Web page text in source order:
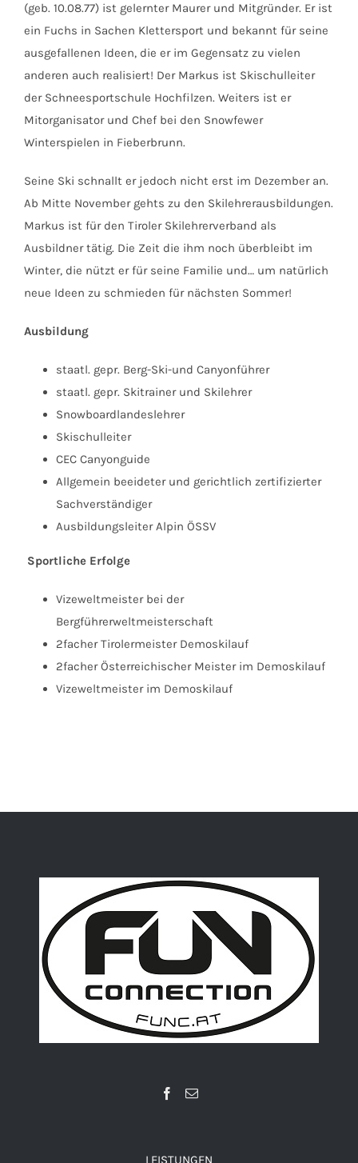
(geb. 10.08.77) ist gelernter Maurer und Mitgründer. Er ist
ein Fuchs in Sachen Klettersport und bekannt für seine
ausgefallenen Ideen, die er im Gegensatz zu vielen
anderen auch realisiert! Der Markus ist Skischulleiter
der Schneesportschule Hochfilzen. Weiters ist er
Mitorganisator und Chef bei den Snowfewer
Winterspielen in Fieberbrunn.
Seine Ski schnallt er jedoch nicht erst im Dezember an.
Ab Mitte November gehts zu den Skilehrerausbildungen.
Markus ist für den Tiroler Skilehrerverband als
Ausbildner tätig. Die Zeit die ihm noch überbleibt im
Winter, die nützt er für seine Familie und… um natürlich
neue Ideen zu schmieden für nächsten Sommer!
Ausbildung
staatl. gepr. Berg-Ski-und Canyonführer
staatl. gepr. Skitrainer und Skilehrer
Snowboardlandeslehrer
Skischulleiter
CEC Canyonguide
Allgemein beeideter und gerichtlich zertifizierter
Sachverständiger
Ausbildungsleiter Alpin ÖSSV
Sportliche Erfolge
Vizeweltmeister bei der
Bergführerweltmeisterschaft
2facher Tirolermeister Demoskilauf
2facher Österreichischer Meister im Demoskilauf
Vizeweltmeister im Demoskilauf
LEISTUNGEN